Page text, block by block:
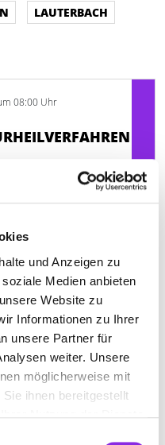
und Anzeigen zu
Medien anbieten
Website zu
Informationen zu Ihrer
unsere Partner für
weiter. Unsere
möglicherweise mit
ihnen bereitgestellt
LAUTERBACH
08:00 Uhr